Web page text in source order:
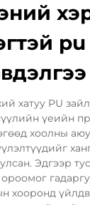
хатуу PU
үеийн
хоолны
Эдгээр
хооронд